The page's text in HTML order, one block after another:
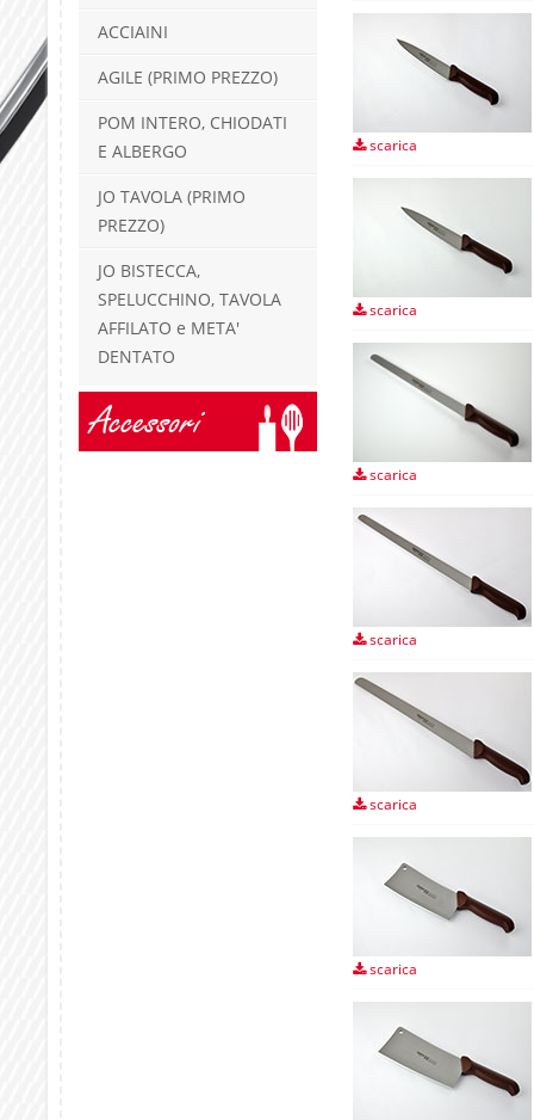
ACCIAINI
AGILE (PRIMO PREZZO)
POM INTERO, CHIODATI
E ALBERGO
JO TAVOLA (PRIMO
PREZZO)
JO BISTECCA,
SPELUCCHINO, TAVOLA
AFFILATO e META'
DENTATO
Accessori
scarica
scarica
scarica
scarica
scarica
scarica